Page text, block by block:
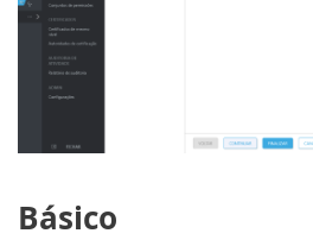
Básico